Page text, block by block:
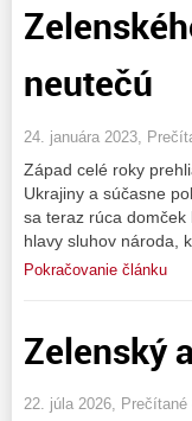
neutečú
24. januára 2023,
Západ celé roky
Ukrajiny a súčasne
sa teraz rúca domček
hlavy sluhov národa,
Pokračovanie článku
Zelenský
22. júla 2026, Prečítané